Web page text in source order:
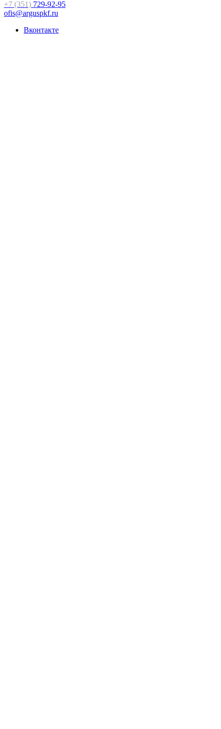
+7 (351) 729-92-95
ofis@arguspkf.ru
Вконтакте